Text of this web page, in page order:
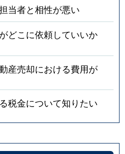
当者と相性が悪い
どこに依頼していいか
産売却における費用が
税金について知りたい